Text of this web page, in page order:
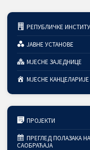
РЕПУБЛИЧКЕ
ЈАВНЕ УСТАНОВЕ
МЈЕСНЕ ЗАЈЕДНИЦЕ
МЈЕСНЕ КАНЦЕЛАРИЈЕ
ПРОЈЕКТИ
ПРЕГЛЕД ПОЛАЗАКА
САОБРАЋАЈА